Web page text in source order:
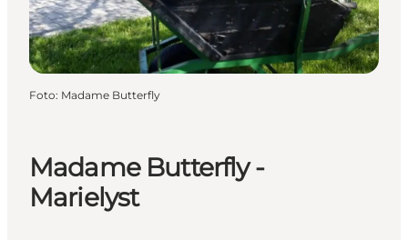
Madame Butterfly -
Marielyst
Foto: Madame Butterfly